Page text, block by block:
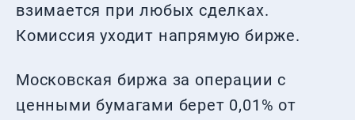
взимается при любых сделках.
Комиссия уходит напрямую бирже.
Московская биржа за операции с
ценными бумагами берет 0,01% от